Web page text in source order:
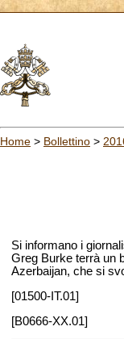
Home > Bollettino >
Si informano i
Greg Burke terrà un
Azerbaijan, che si
[01500-IT.01]
[B0666-XX.01]